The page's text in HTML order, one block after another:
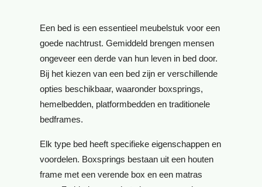
Een bed is een essentieel meubelstuk voor een
goede nachtrust. Gemiddeld brengen mensen
ongeveer een derde van hun leven in bed door.
Bij het kiezen van een bed zijn er verschillende
opties beschikbaar, waaronder boxsprings,
hemelbedden, platformbedden en traditionele
bedframes.
Elk type bed heeft specifieke eigenschappen en
voordelen. Boxsprings bestaan uit een houten
frame met een verende box en een matras